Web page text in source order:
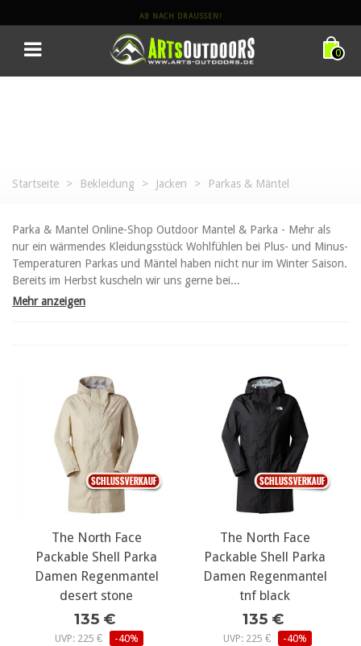
AB NACH DRAUSSEN!
0
Startseite > Bekleidung > Jacken > Parkas & Mäntel
Parka & Mantel Online-Shop Outdoor Mantel & Parka - Mehr als
nur ein wärmendes Kleidungsstück Wohlfühlen bei Plus- und Minus-
Temperaturen Parkas und Mäntel haben nicht nur im Winter Saison.
Bereits im Herbst kuscheln wir uns gerne bei...
Mehr anzeigen
The North Face
Packable Shell Parka
Damen Regenmantel
desert stone
135 €
UVP: 225 € -40%
The North Face
Packable Shell Parka
Damen Regenmantel
tnf black
135 €
UVP: 225 € -40%